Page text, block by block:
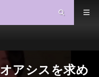
アシスを求め